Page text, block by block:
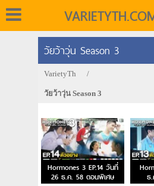
วัยว้าวุ่น Season 3
VarietyTh /
วัยว้าวุ่น Season 3
Hormones 3 EP.14 วันที่
26 ธ.ค. 58 ตอนพิเศษ
ธ